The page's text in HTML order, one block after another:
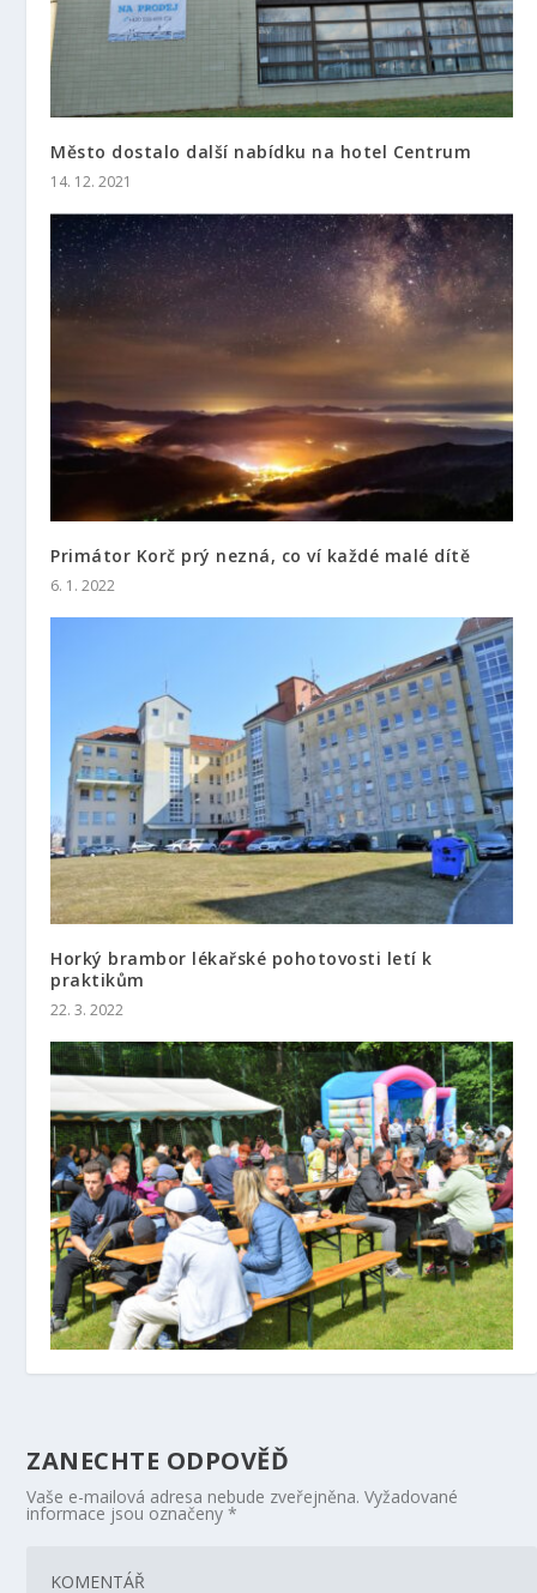
Město dostalo další nabídku na hotel Centrum
14. 12. 2021
Primátor Korč prý nezná, co ví každé malé dítě
6. 1. 2022
Horký brambor lékařské pohotovosti letí k
praktikům
22. 3. 2022
ZANECHTE ODPOVĚĎ
Vaše e-mailová adresa nebude zveřejněna. Vyžadované
informace jsou označeny*